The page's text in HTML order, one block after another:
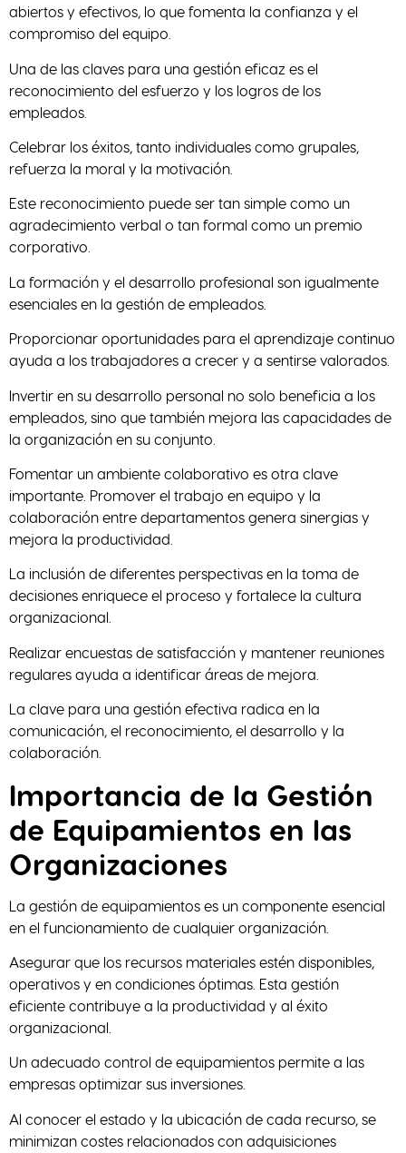
abiertos y efectivos, lo que fomenta la confianza y el
compromiso del equipo.
Una de las claves para una gestión eficaz es el
reconocimiento del esfuerzo y los logros de los
empleados.
Celebrar los éxitos, tanto individuales como grupales,
refuerza la moral y la motivación.
Este reconocimiento puede ser tan simple como un
agradecimiento verbal o tan formal como un premio
corporativo.
La formación y el desarrollo profesional son igualmente
esenciales en la gestión de empleados.
Proporcionar oportunidades para el aprendizaje continuo
ayuda a los trabajadores a crecer y a sentirse valorados.
Invertir en su desarrollo personal no solo beneficia a los
empleados, sino que también mejora las capacidades de
la organización en su conjunto.
Fomentar un ambiente colaborativo es otra clave
importante. Promover el trabajo en equipo y la
colaboración entre departamentos genera sinergias y
mejora la productividad.
La inclusión de diferentes perspectivas en la toma de
decisiones enriquece el proceso y fortalece la cultura
organizacional.
Realizar encuestas de satisfacción y mantener reuniones
regulares ayuda a identificar áreas de mejora.
La clave para una gestión efectiva radica en la
comunicación, el reconocimiento, el desarrollo y la
colaboración.
Importancia de la Gestión
de Equipamientos en las
Organizaciones
La gestión de equipamientos es un componente esencial
en el funcionamiento de cualquier organización.
Asegurar que los recursos materiales estén disponibles,
operativos y en condiciones óptimas. Esta gestión
eficiente contribuye a la productividad y al éxito
organizacional.
Un adecuado control de equipamientos permite a las
empresas optimizar sus inversiones.
Al conocer el estado y la ubicación de cada recurso, se
minimizan costes relacionados con adquisiciones